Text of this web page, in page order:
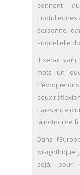
donnent
quotidiennes
personne
auquel elle
Il serait vain
mots un
deux
naissance
la notion de
Dans
wisigothique
déjà, pour